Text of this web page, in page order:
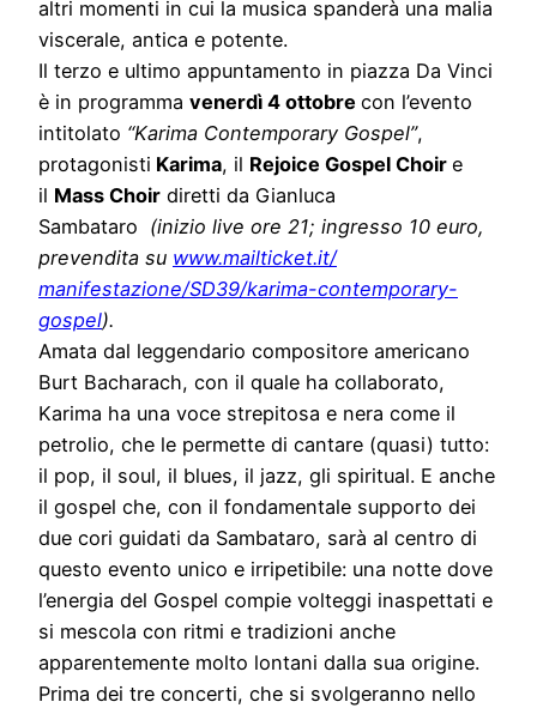
altri momenti in cui la musica spanderà una malia
viscerale, antica e potente.
Il terzo e ultimo appuntamento in piazza Da Vinci
è in programma venerdì 4 ottobre con l’evento
intitolato “Karima Contemporary Gospel”,
protagonisti Karima, il Rejoice Gospel Choir e
il Mass Choir diretti da Gianluca
Sambataro (inizio live ore 21; ingresso 10 euro,
prevendita su www.mailticket.it/
manifestazione/SD39/karima-contemporary-
gospel).
Amata dal leggendario compositore americano
Burt Bacharach, con il quale ha collaborato,
Karima ha una voce strepitosa e nera come il
petrolio, che le permette di cantare (quasi) tutto:
il pop, il soul, il blues, il jazz, gli spiritual. E anche
il gospel che, con il fondamentale supporto dei
due cori guidati da Sambataro, sarà al centro di
questo evento unico e irripetibile: una notte dove
l’energia del Gospel compie volteggi inaspettati e
si mescola con ritmi e tradizioni anche
apparentemente molto lontani dalla sua origine.
Prima dei tre concerti, che si svolgeranno nello